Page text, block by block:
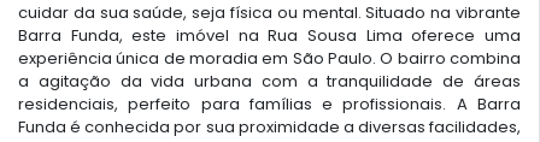
cuidar da sua saúde, seja física ou mental. Situado na vibrante
Barra Funda, este imóvel na Rua Sousa Lima oferece uma
experiência única de moradia em São Paulo. O bairro combina
a agitação da vida urbana com a tranquilidade de áreas
residenciais, perfeito para famílias e profissionais. A Barra
Funda é conhecida por sua proximidade a diversas facilidades,